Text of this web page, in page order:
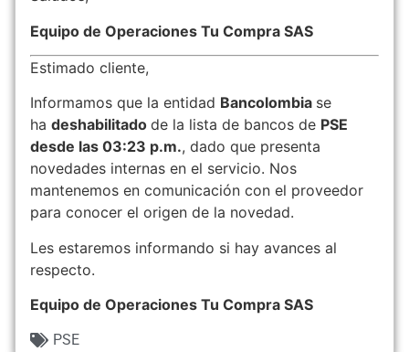
Equipo de Operaciones Tu Compra SAS
Estimado cliente,
Informamos que la entidad Bancolombia se
ha deshabilitado de la lista de bancos de PSE
desde las 03:23 p.m., dado que presenta
novedades internas en el servicio. Nos
mantenemos en comunicación con el proveedor
para conocer el origen de la novedad.
Les estaremos informando si hay avances al
respecto.
Equipo de Operaciones Tu Compra SAS
PSE